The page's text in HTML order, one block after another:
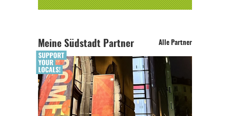
Meine Südstadt Partner Alle Partner